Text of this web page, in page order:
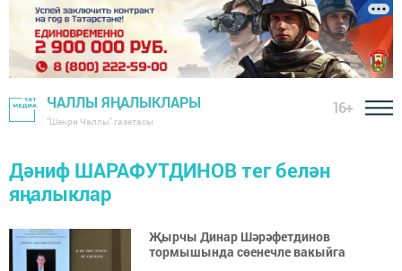
ЧАЛЛЫ ЯҢАЛЫКЛАРЫ
"Шәһри Чаллы" газетасы
16+
Дәниф ШАРАФУТДИНОВ тег белән
яңалыклар
Җырчы Динар Шәрәфетдинов
тормышында сөенечле вакыйга